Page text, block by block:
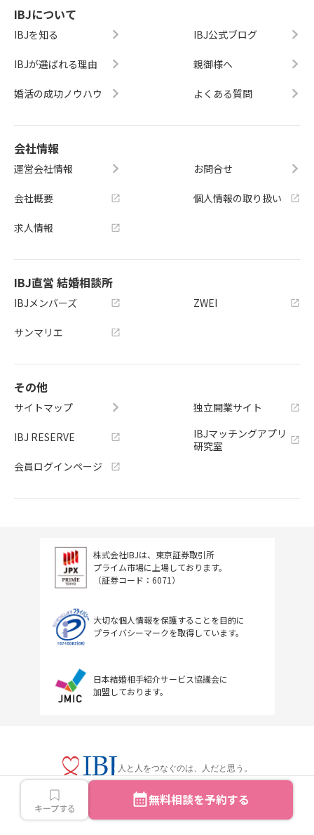
キープする 無料相談を予約する
IBJについて
IBJを知る
IBJが選ばれる理由
婚活の成功ノウハウ
IBJ公式ブログ
親御様へ
よくある質問
会社情報
運営会社情報
会社概要
求人情報
お問合せ
個人情報の取り扱い
IBJ直営 結婚相談所
IBJメンバーズ
サンマリエ
ZWEI
その他
サイトマップ
IBJ RESERVE
会員ログインページ
独立開業サイト
IBJマッチングアプリ
研究室
株式会社IBJは、東京証券取引所
プライム市場に上場しております。
（証券コード：6071）
大切な個人情報を保護することを目的に
プライバシーマークを取得しています。
日本結婚相手紹介サービス協議会に
加盟しております。
人と人をつなぐのは、人だと思う。